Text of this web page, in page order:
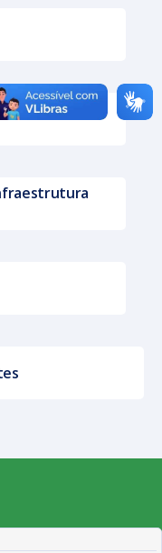
- CEP 58.928-000